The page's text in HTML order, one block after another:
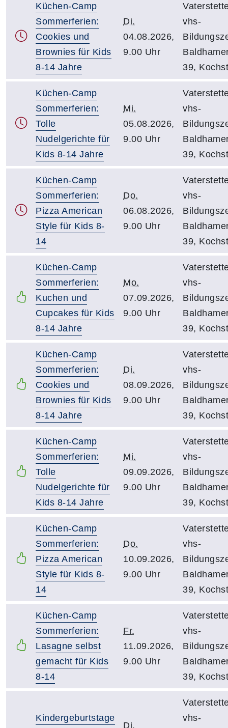
Küchen-Camp
Sommerferien:
Cookies und
Brownies für Kids
8-14 Jahre
Di.
04.08.2026,
9.00 Uhr
vhs-
39,
Küchen-Camp
Sommerferien:
Tolle
Nudelgerichte für
Kids 8-14 Jahre
Mi.
05.08.2026,
9.00 Uhr
vhs-
39,
Küchen-Camp
Sommerferien:
Pizza American
Style für Kids 8-
14
Do.
06.08.2026,
9.00 Uhr
vhs-
39,
Küchen-Camp
Sommerferien:
Kuchen und
Cupcakes für Kids
8-14 Jahre
Mo.
07.09.2026,
9.00 Uhr
vhs-
39,
Küchen-Camp
Sommerferien:
Cookies und
Brownies für Kids
8-14 Jahre
Di.
08.09.2026,
9.00 Uhr
vhs-
39,
Küchen-Camp
Sommerferien:
Tolle
Nudelgerichte für
Kids 8-14 Jahre
Mi.
09.09.2026,
9.00 Uhr
vhs-
39,
Küchen-Camp
Sommerferien:
Pizza American
Style für Kids 8-
14
Do.
10.09.2026,
9.00 Uhr
vhs-
39,
Küchen-Camp
Sommerferien:
Lasagne selbst
gemacht für Kids
8-14
Fr.
11.09.2026,
9.00 Uhr
vhs-
39,
Kindergeburtstage
Di.
vhs-